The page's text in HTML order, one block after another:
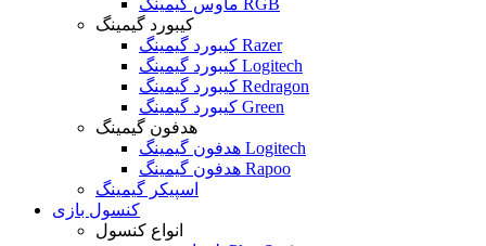
ماوس گیمینگ RGB
کیبورد گیمینگ
کیبورد گیمینگ Razer
کیبورد گیمینگ Logitech
کیبورد گیمینگ Redragon
کیبورد گیمینگ Green
هدفون گیمینگ
هدفون گیمینگ Logitech
هدفون گیمینگ Rapoo
اسپیکر گیمینگ
کنسول بازی
انواع کنسول